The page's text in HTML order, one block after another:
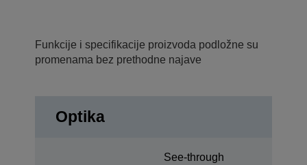
Funkcije i specifikacije proizvoda podložne su
promenama bez prethodne najave
Optika
See-through